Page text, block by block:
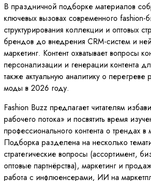
В праздничной подборке материалов
ключевых вызовах современного fashion-
структурирования коллекции и оптовых
брендов до внедрения CRM-систем и
маркетинг. Контент охватывает вопросы
персонализации и генерации контента
также актуальную аналитику о перегреве
моды в 2026 году.
Fashion Buzz предлагает читателям
рабочего потока» и посвятить время
профессионального контента о трендах
Подборка разделена на несколько
стратегические вопросы (ассортимент,
оптовые партнёрства), маркетинг и
работа с инфлюенсерами, ИИ на